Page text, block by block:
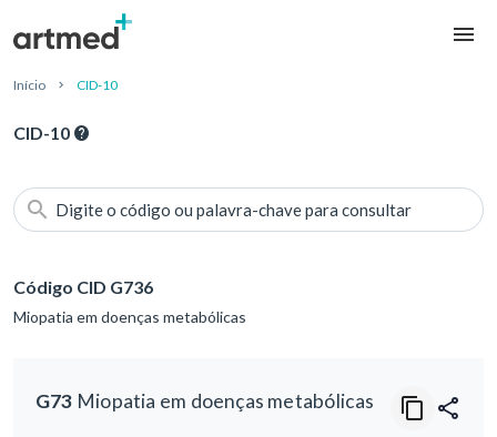
Início CID-10
CID-10
Digite o código ou palavra-chave para consultar
Código CID G736
Miopatia em doenças metabólicas
G73 Miopatia em doenças metabólicas